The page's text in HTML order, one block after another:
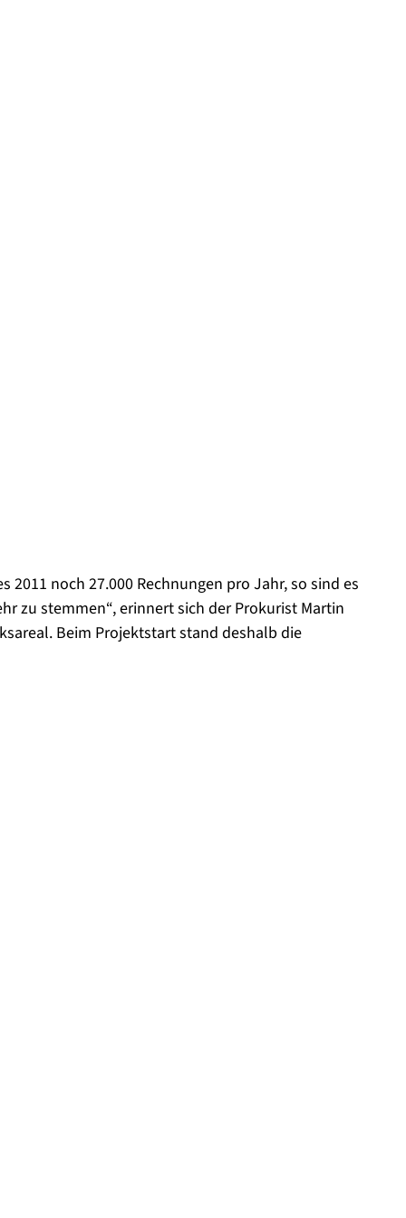
noch 27.000 Rechnungen pro Jahr, so sind es
zu stemmen“, erinnert sich der Prokurist Martin
Beim Projektstart stand deshalb die